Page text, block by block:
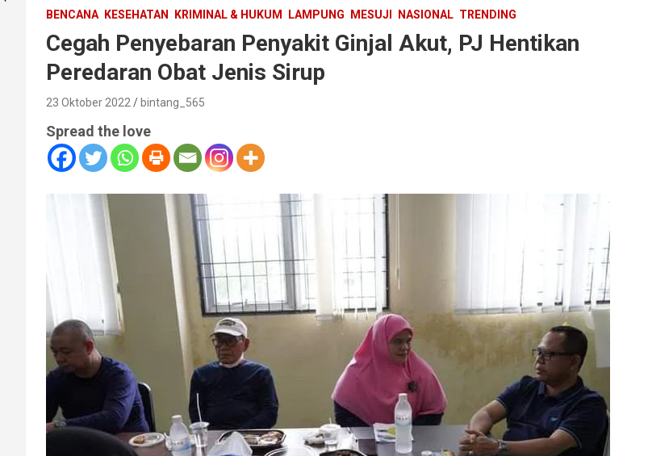
BENCANA KESEHATAN KRIMINAL & HUKUM LAMPUNG MESUJI NASIONAL TRENDING
Cegah Penyebaran Penyakit Ginjal Akut, PJ Hentikan
Peredaran Obat Jenis Sirup
23 Oktober 2022 bintang_565
Spread the love